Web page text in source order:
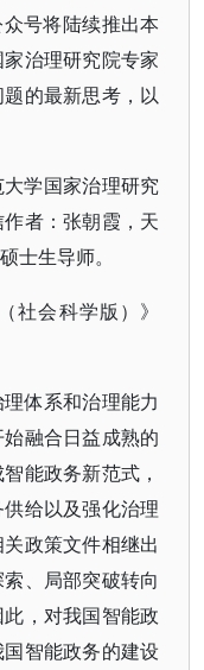
号将陆续推出本
治理研究院专家
的最新思考，以
学国家治理研究
者：张朝霞，天
士生导师。
社会科学版）》
体系和治理能力
融合日益成熟的
能政务新范式，
给以及强化治理
政策文件相继出
、局部突破转向
，对我国智能政
智能政务的建设